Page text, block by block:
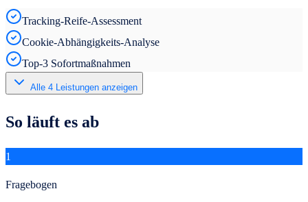
Tracking-Reife-Assessment
Cookie-Abhängigkeits-Analyse
Top-3 Sofortmaßnahmen
Alle 4 Leistungen anzeigen
So läuft es ab
1
Fragebogen